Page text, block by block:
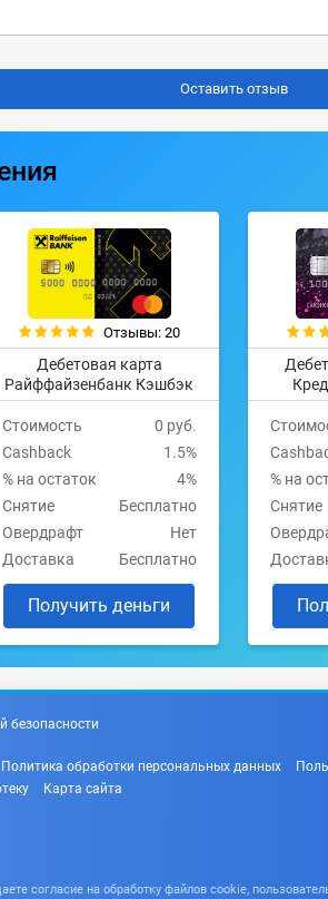
Отзывы: 20
Дебетовая карта
Райффайзенбанк Кэшбэк
Стоимость
0 руб.
Cashback
1.5%
% на остаток
4%
Снятие
Бесплатно
Овердрафт
Нет
Доставка
Бесплатно
Получить деньги
% на
Снятие
безопасности
Политика обработки персональных данных
Карта сайта
согласие на обработку файлов cookie,